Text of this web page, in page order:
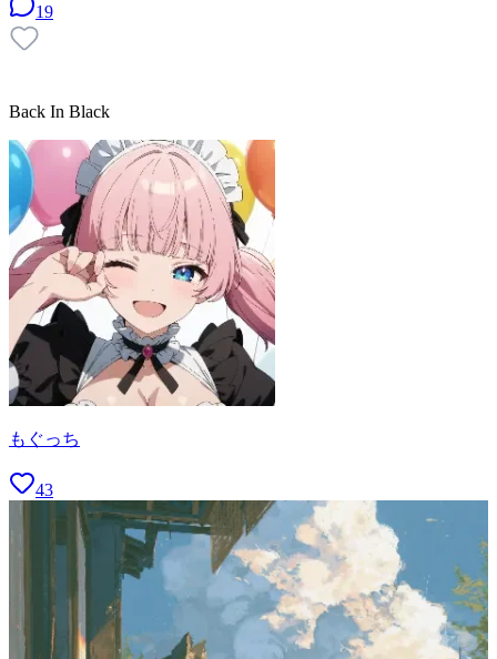
19
Back In Black
もぐっち
43